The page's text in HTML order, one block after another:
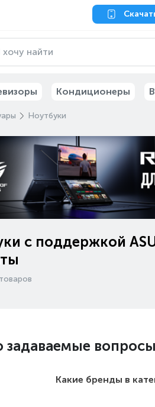
Кондиционеры
Ноутбуки
с поддержкой
задаваемые
Какие бренды в